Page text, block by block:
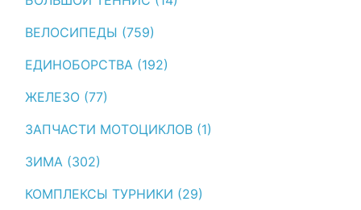
ВЕЛОСИПЕДЫ (759)
ЕДИНОБОРСТВА (192)
ЖЕЛЕЗО (77)
ЗАПЧАСТИ МОТОЦИКЛОВ (1)
ЗИМА (302)
КОМПЛЕКСЫ ТУРНИКИ (29)